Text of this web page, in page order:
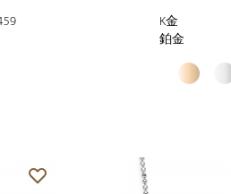
K金
鉑金